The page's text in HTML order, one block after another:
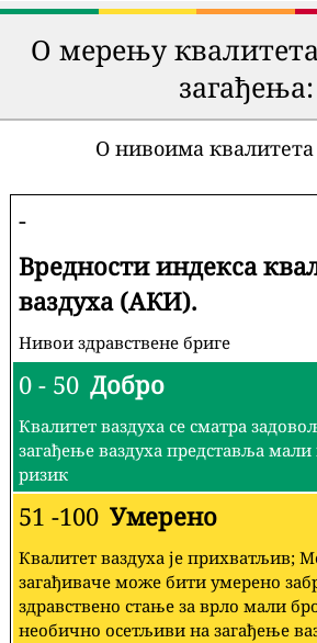
О мерењу
загађења:
О нивоима квалитета
-
Вредности индекса
ваздуха (АКИ).
Нивои здравствене бриге
0 - 50 Добро
Квалитет ваздуха се сматра
загађење ваздуха представља
ризик
51 -100 Умерено
Квалитет ваздуха је прихватљив;
загађиваче може бити умерено
здравствено стање за врло мали
необично осетљиви на загађење